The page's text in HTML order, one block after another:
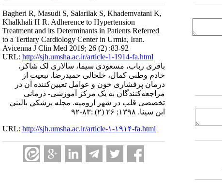
Bagheri R, Masudi S, Salarilak S, Khademvatani K,
Khalkhali H R. Adherence to Hypertension
Treatment and its Determinants in Patients Referred
to a Tertiary Cardiology Center in Urmia, Iran.
Avicenna J Clin Med 2019; 26 (2) :83-92
URL: http://sjh.umsha.ac.ir/article-1-1914-fa.html
باقری رباب، مسعودی سیما، سالاری لک شاکر،
خادم وطنی کمال، خلخالی حمیدرضا. تبعیت از
درمان پرفشاری خون و عوامل تعیین‌کننده آن در
مراجعه‌کنندگان به یک مرکز آموزشی- درمانی
تخصصی قلب در شهر ارومیه. مجله پزشكي باليني
ابن سينا. ۱۳۹۸; ۲۶ (۲) :۸۳-۹۲
URL: http://sjh.umsha.ac.ir/article-۱-۱۹۱۴-fa.html